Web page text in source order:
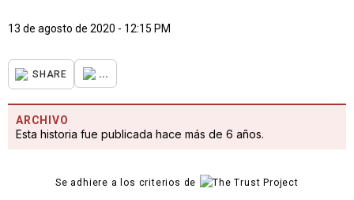
13 de agosto de 2020 - 12:15 PM
SHARE ...
ARCHIVO
Esta historia fue publicada hace más de 6 años.
Se adhiere a los criterios de